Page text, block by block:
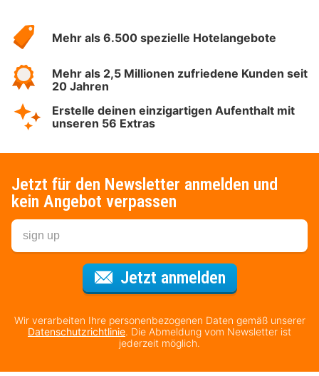
Hotelspecials
Mehr als 6.500 spezielle Hotelangebote
Mehr als 2,5 Millionen zufriedene Kunden seit
20 Jahren
Erstelle deinen einzigartigen Aufenthalt mit
unseren 56 Extras
Jetzt für den Newsletter anmelden und
kein Angebot verpassen
Jetzt anmeldenFür den
Wir verarbeiten Ihre personenbezogenen Daten gemäß unserer
Datenschutzrichtlinie. Die Abmeldung vom Newsletter ist
jederzeit möglich.